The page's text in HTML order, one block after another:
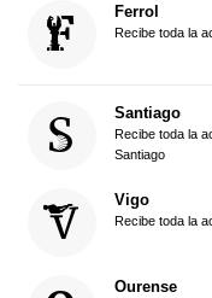
Ferrol
Recibe toda la
Santiago
Recibe toda la
Santiago
Vigo
Recibe toda la
Ourense